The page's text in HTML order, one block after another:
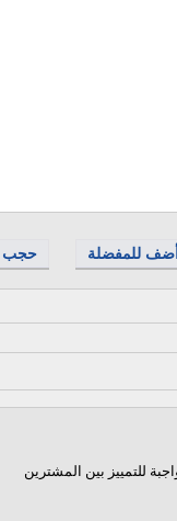
حجب أضف للمفضلة
للتمييز بين المشترين